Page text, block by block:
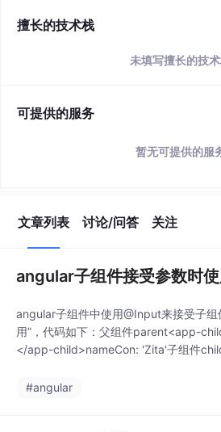
擅长的技术栈
未填写擅长的技
可提供的服务
暂无可提供的服
文章列表 讨论/问答 关注
angular子组件接受参数时
angular子组件中使用@Input来接受子组
用”，代码如下：父组件parent<app-
</app-child>nameCon: 'Zita'子组件
望对
#angular